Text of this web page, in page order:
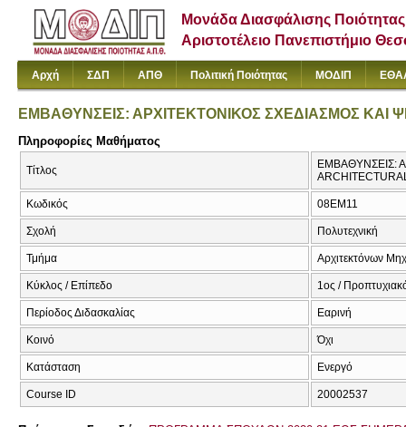
Μονάδα Διασφάλισης Ποιότητας
Αριστοτέλειο Πανεπιστήμιο
Αρχή ΣΔΠ ΑΠΘ Πολιτική Ποιότητας ΜΟΔΙΠ
ΕΜΒΑΘΥΝΣΕΙΣ: ΑΡΧΙΤΕΚΤΟΝΙΚΟΣ ΣΧΕΔΙΑΣΜΟΣ ΚΑΙ
Πληροφορίες Μαθήματος
Τίτλος
ΕΜΒΑΘΥΝΣΕΙΣ:
Κωδικός 08EM11
Σχολή Πολυτεχνική
Τμήμα Αρχιτεκτόνων
Κύκλος / Επίπεδο 1ος /
Περίοδος Διδασκαλίας Εαρινή
Κοινό Όχι
Κατάσταση Ενεργό
Course ID 20002537